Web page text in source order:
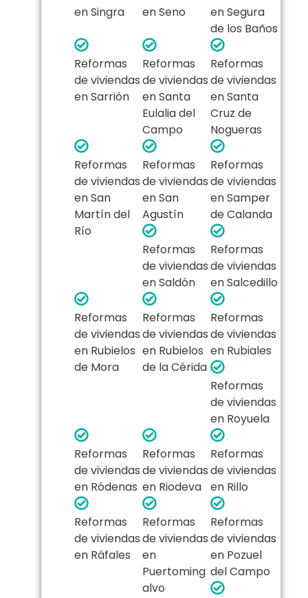
en Singra
en Seno
en Segura
de los Baños
Reformas
de viviendas
en Sarrión
Reformas
de viviendas
en Santa
Eulalia del
Campo
Reformas
de viviendas
en Santa
Cruz de
Nogueras
Reformas
de viviendas
en San
Martín del
Río
Reformas
de viviendas
en San
Agustín
Reformas
de viviendas
en Samper
de Calanda
Reformas
de viviendas
en Saldón
Reformas
de viviendas
en Salcedillo
Reformas
de viviendas
en Rubielos
de Mora
Reformas
de viviendas
en Rubielos
de la Cérida
Reformas
de viviendas
en Rubiales
Reformas
de viviendas
en Royuela
Reformas
de viviendas
en Ródenas
Reformas
de viviendas
en Riodeva
Reformas
de viviendas
en Rillo
Reformas
de viviendas
en Ráfales
Reformas
de viviendas
en
Puertoming
alvo
Reformas
de viviendas
en Pozuel
del Campo